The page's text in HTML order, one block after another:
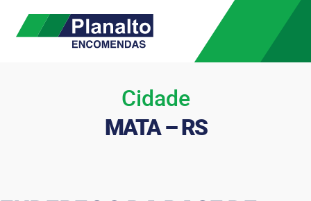
Cidade
MATA – RS